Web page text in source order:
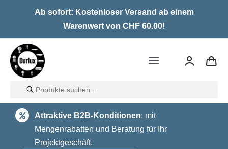
Ab sofort: Kostenloser Versand ab einem
Warenwert von CHF 60.00!
Toggle
Home
LED
Halogen
Products
search
Attraktive B2B-Konditionen: mit
Mengenrabatten und Beratung für Ihr
Projektgeschäft.